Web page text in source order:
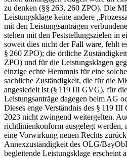
zu denken (§§ 263, 260 ZPO). Die
Leistungsklage keine andere
mit den Leistungsanträgen
stehen mit den Feststellungszielen in
soweit dies nicht der Fall wäre, fehlt
§ 260 ZPO); die örtliche
ZPO) und für die Leistungsklagen
einzige echte Hemmnis für eine
sachliche Zuständigkeit, die für die
angesiedelt ist (§ 119 III GVG), für
Leistungsanträge dagegen beim AG
Dieses enge Verständnis des § 119
2023 nicht zwingend weitergelten.
richt­linienkonform ausgelegt werden,
eine Vorwirkung neuen Rechts
Annexzuständigkeit des OLG/
begleitende Leistungsklage erscheint